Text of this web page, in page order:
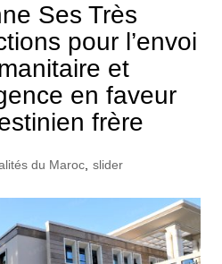
Ses Très
pour l’envoi
et
en faveur
frère
du Maroc, slider